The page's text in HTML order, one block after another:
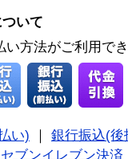
いて
い方法がご利用で
い)
銀行振込(後
セブンイレブン決済